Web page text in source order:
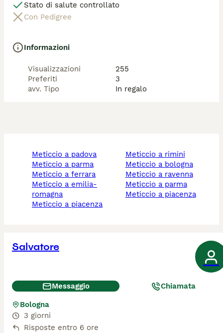
Stato di salute controllato
Con Pedigree
Informazioni
Visualizzazioni
255
Preferiti
3
avv. Tipo
In regalo
meticcio a padova
meticcio a parma
meticcio a ferrara
meticcio a emilia-
romagna
meticcio a piacenza
meticcio a rimini
meticcio a bologna
meticcio a ravenna
meticcio a parma
meticcio a piacenza
Salvatore
Messaggio Chiamata
Bologna
3 giorni
Risposte entro 6 ore